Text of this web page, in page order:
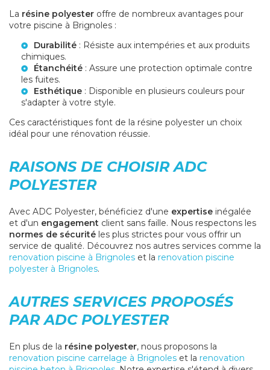
La résine polyester offre de nombreux avantages pour
votre piscine à Brignoles :
Durabilité : Résiste aux intempéries et aux produits
chimiques.
Étanchéité : Assure une protection optimale contre
les fuites.
Esthétique : Disponible en plusieurs couleurs pour
s'adapter à votre style.
Ces caractéristiques font de la résine polyester un choix
idéal pour une rénovation réussie.
RAISONS DE CHOISIR ADC
POLYESTER
Avec ADC Polyester, bénéficiez d'une expertise inégalée
et d'un engagement client sans faille. Nous respectons les
normes de sécurité les plus strictes pour vous offrir un
service de qualité. Découvrez nos autres services comme la
renovation piscine à Brignoles et la renovation piscine
polyester à Brignoles.
AUTRES SERVICES PROPOSÉS
PAR ADC POLYESTER
En plus de la résine polyester, nous proposons la
renovation piscine carrelage à Brignoles et la renovation